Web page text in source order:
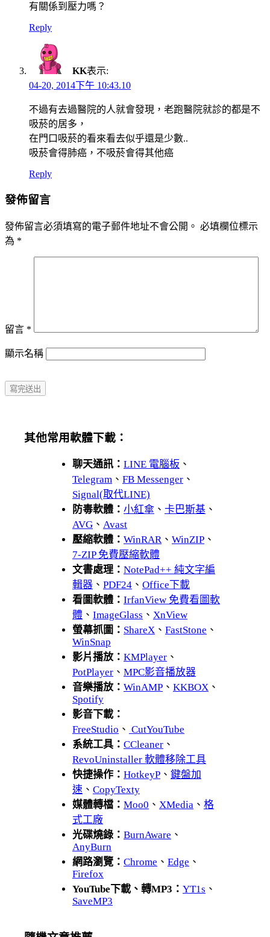
有關係到壓力嗎？
Reply
KK表示:
04-20, 2014下午 10:43.10
不過有去過醫院的人就會發現，老跑醫院就診的都是不
吸菸的居多，
在門口吸菸的看來看去似乎還是少數..
吸菸會得肺癌，不吸菸會得其他癌
Reply
發佈留言
發佈留言必須填寫的電子郵件地址不會公開。 必填欄位標示
為 *
留言 *
顯示名稱
其他常用軟體下載：
聊天通訊： LINE 電腦板 、
Telegram 、 FB Messenger 、
Signal(取代LINE)
防毒軟體： 小紅傘 、 卡巴斯基 、
AVG 、 Avast
壓縮軟體： WinRAR、 WinZIP 、
7-ZIP 免費壓縮軟體
文書處理： NotePad++ 純文字編
輯器 、 PDF24 、 Office下載
看圖軟體： IrfanView 免費看圖軟
體 、 ImageGlass 、 XnView
螢幕抓圖： ShareX 、 FastStone 、
WinSnap
影片播放： KMPlayer 、
PotPlayer 、 MPC影音播放器
音樂播放： WinAMP 、 KKBOX 、
Spotify
影音下載：
FreeStudio 、 CutYouTube
系統工具： CCleaner 、
RevoUninstaller 軟體移除工具
快捷操作： HotkeyP 、 鍵盤加
速 、 CopyTexty
媒體轉檔： Moo0 、 XMedia 、 格
式工廠
光碟燒錄： BurnAware 、
AnyBurn
網路瀏覽： Chrome 、 Edge 、
Firefox
YouTube下載、轉MP3： YT1s 、
SaveMP3